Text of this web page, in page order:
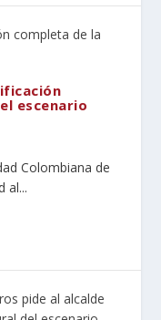
escenario
Colombiana de
al...